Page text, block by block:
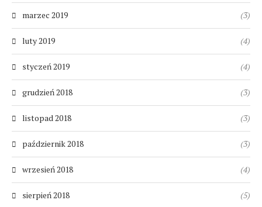
marzec 2019 (3)
luty 2019 (4)
styczeń 2019 (4)
grudzień 2018 (3)
listopad 2018 (3)
październik 2018 (3)
wrzesień 2018 (4)
sierpień 2018 (5)